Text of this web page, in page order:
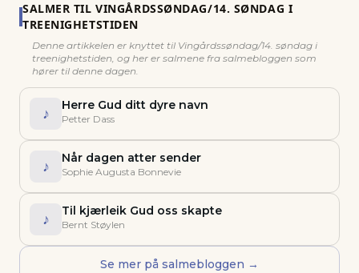
SALMER TILVINGÅRDSSØNDAG/14. SØNDAG I
TREENIGHETSTIDEN
Denne artikkelen er knyttet til Vingårdssøndag/14. søndag i
treenighetstiden, og her er salmene fra salmebloggen som
hører til denne dagen.
♪ Herre Gud ditt dyre navn
Petter Dass
♪ Når dagen atter sender
Sophie Augusta Bonnevie
♪ Til kjærleik Gud oss skapte
Bernt Støylen
Se mer på salmebloggen →